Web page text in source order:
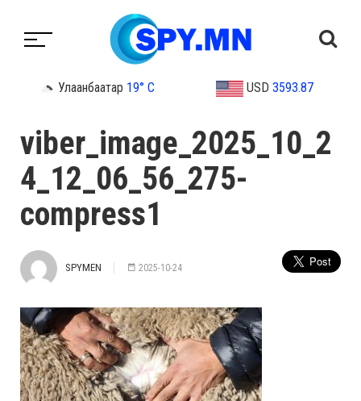
Улаанбаатар 19° C USD 3593.87
viber_image_2025_10_2
4_12_06_56_275-
compress1
SPYMEN 2025-10-24